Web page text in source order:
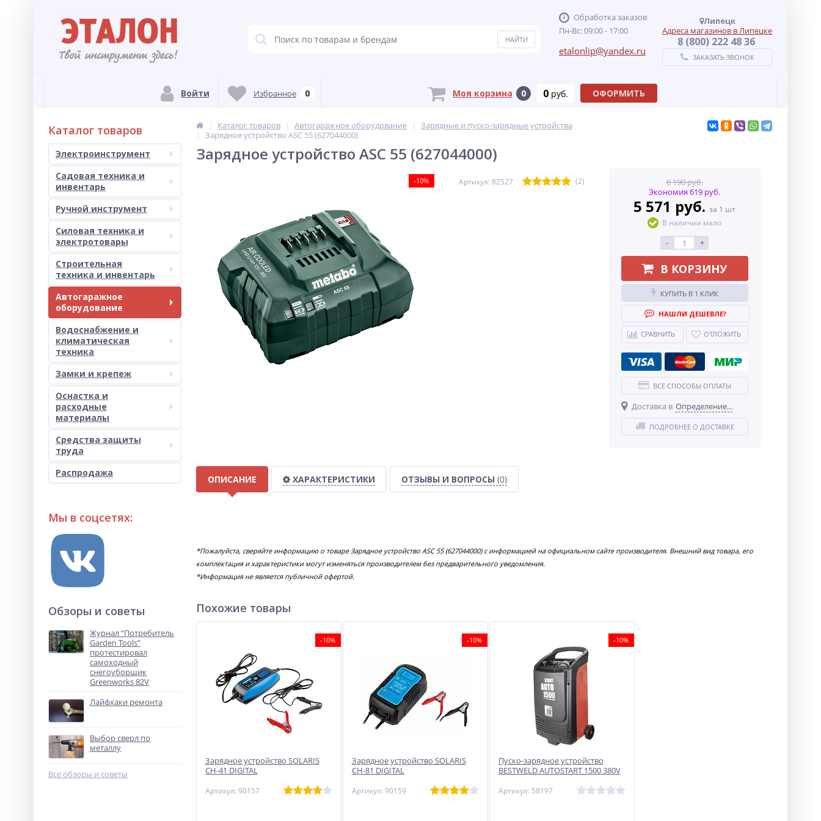
Обработка заказов
Пн-Вс: 09:00 - 17:00
etalonlip@yandex.ru
Липецк
Адреса магазинов в Липецке
8 (800) 222 48 36
ЗАКАЗАТЬ ЗВОНОК
Войти Избранное 0 Моя корзина 0 0 руб. ОФОРМИТЬ
Каталог товаров
Электроинструмент
Садовая техника и
инвентарь
Ручной инструмент
Силовая техника и
электротовары
Строительная
техника и инвентарь
Автогаражное
оборудование
Водоснабжение и
климатическая
техника
Замки и крепеж
Оснастка и
расходные
материалы
Средства защиты
труда
Распродажа
Мы в соцсетях:
Обзоры и советы
Журнал “Потребитель
Garden Tools”
протестировал
самоходный
снегоуборщик
Greenworks 82V
Лайфхаки ремонта
Выбор сверл по
металлу
Все обзоры и советы
Каталог товаров Автогаражное оборудование
Зарядные и пуско-зарядные устройства
Зарядное устройство ASC 55 (627044000)
Зарядное устройство ASC 55 (627044000)
-10% Артикул: 82527 (2)
6 190 руб.
Экономия 619 руб.
5 571 руб.за 1 шт
В наличии мало
- +
В КОРЗИНУ
КУПИТЬ В 1 КЛИК
НАШЛИ ДЕШЕВЛЕ?
СРАВНИТЬ ОТЛОЖИТЬ
ВСЕ СПОСОБЫ ОПЛАТЫ
Доставка в Определение...
ПОДРОБНЕЕ О ДОСТАВКЕ
ОПИСАНИЕ ХАРАКТЕРИСТИКИ ОТЗЫВЫ И ВОПРОСЫ (0)
*Пожалуйста, сверяйте информацию о товаре Зарядное устройство ASC 55 (627044000) с информацией на официальном сайте производителя. Внешний вид товара, его
комплектация и характеристики могут изменяться производителем без предварительного уведомления.
*Информация не является публичной офертой.
Похожие товары
-10%
Зарядное устройство SOLARIS
CH-41 DIGITAL
Артикул: 90157
-10%
Зарядное устройство SOLARIS
CH-81 DIGITAL
Артикул: 90159
-10%
Пуско-зарядное устройство
BESTWELD AUTOSTART 1500 380V
Артикул: 58197